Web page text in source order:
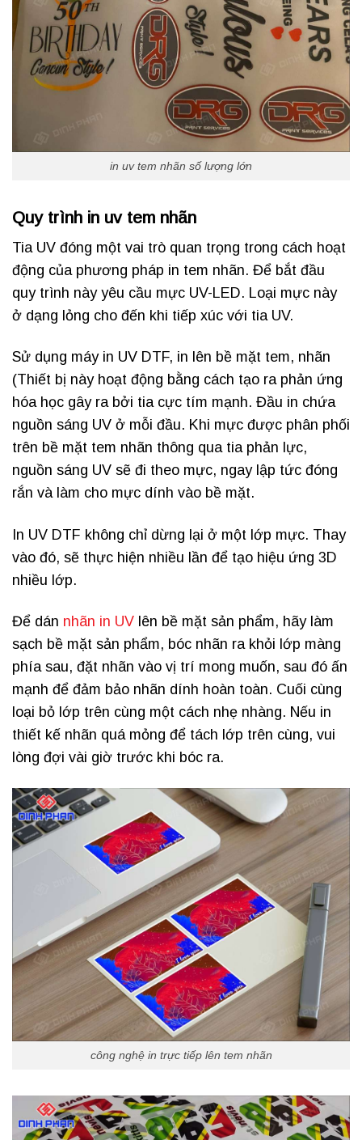
in uv tem nhãn số lượng lớn
Quy trình in uv tem nhãn
Tia UV đóng một vai trò quan trọng trong cách hoạt
động của phương pháp in tem nhãn. Để bắt đầu
quy trình này yêu cầu mực UV-LED. Loại mực này
ở dạng lỏng cho đến khi tiếp xúc với tia UV.
Sử dụng máy in UV DTF, in lên bề mặt tem, nhãn
(Thiết bị này hoạt động bằng cách tạo ra phản ứng
hóa học gây ra bởi tia cực tím mạnh. Đầu in chứa
nguồn sáng UV ở mỗi đầu. Khi mực được phân phối
trên bề mặt tem nhãn thông qua tia phản lực,
nguồn sáng UV sẽ đi theo mực, ngay lập tức đóng
rắn và làm cho mực dính vào bề mặt.
In UV DTF không chỉ dừng lại ở một lớp mực. Thay
vào đó, sẽ thực hiện nhiều lần để tạo hiệu ứng 3D
nhiều lớp.
Để dán nhãn in UV lên bề mặt sản phẩm, hãy làm
sạch bề mặt sản phẩm, bóc nhãn ra khỏi lớp màng
phía sau, đặt nhãn vào vị trí mong muốn, sau đó ấn
mạnh để đảm bảo nhãn dính hoàn toàn. Cuối cùng
loại bỏ lớp trên cùng một cách nhẹ nhàng. Nếu in
thiết kế nhãn quá mỏng để tách lớp trên cùng, vui
lòng đợi vài giờ trước khi bóc ra.
công nghệ in trực tiếp lên tem nhãn